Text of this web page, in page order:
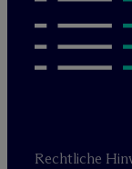
Rechtliche